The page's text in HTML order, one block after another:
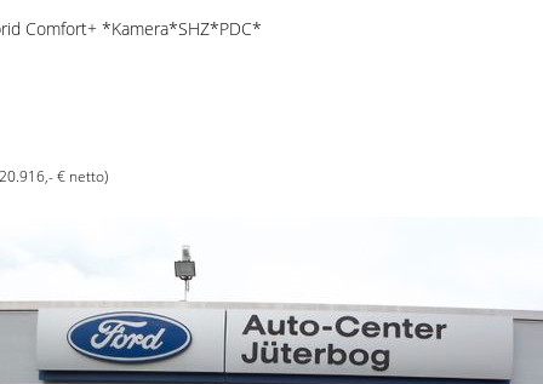
Comfort+ *Kamera*SHZ*PDC*
€ netto)